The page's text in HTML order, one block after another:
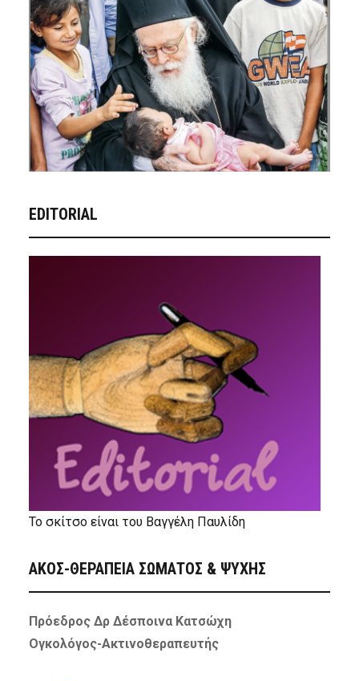
EDITORIAL
Το σκίτσο είναι του Βαγγέλη Παυλίδη
ΑΚΟΣ-ΘΕΡΑΠΕΙΑ ΣΩΜΑΤΟΣ & ΨΥΧΗΣ
Πρόεδρος Δρ Δέσποινα Κατσώχη
Ογκολόγος-Ακτινοθεραπευτής